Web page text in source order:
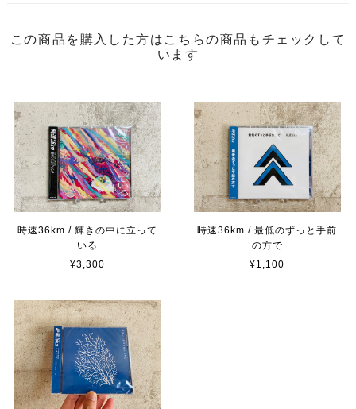
この商品を購入した方はこちらの商品もチェックして
います
時速36km / 輝きの中に立って
いる
¥3,300
時速36km / 最低のずっと手前
の方で
¥1,100